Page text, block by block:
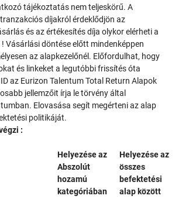
tájékoztatás nem teljeskörű. A
díjakról érdeklődjön az
és az értékesítés díja olykor elérheti a
! Vásárlási döntése előtt mindenképpen
az alapkezelőnél. Előfordulhat, hogy
és linkeket a legutóbbi frissítés óta
az Eurizon Talentum Total Return Alapok
jellemzőit írja le törvény által
Elovasása segít megérteni az alap
politikáját.
:
Helyezése az
Abszolút
hozamú
kategóriában
Helyezése az
összes
befektetési
alap között